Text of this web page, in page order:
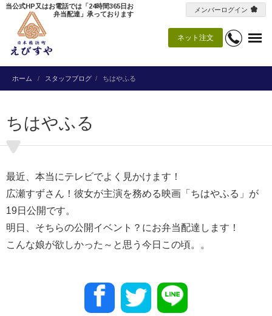
ネット注文
当公式HP又はお電話では「24時間365日お
弁当配達」承っております
メンバーログイン
ホーム スタッフブログ ちはやふる
ちはやふる
最近、本当にテレビでよく見かけます！
広瀬すずさん！彼女が主演を務める映画「ちはやふる」が
19日公開です。
明日、そちらの公開イベント？にお弁当配達します！
こんな娘が欲しかった～と思う今日この頃。。